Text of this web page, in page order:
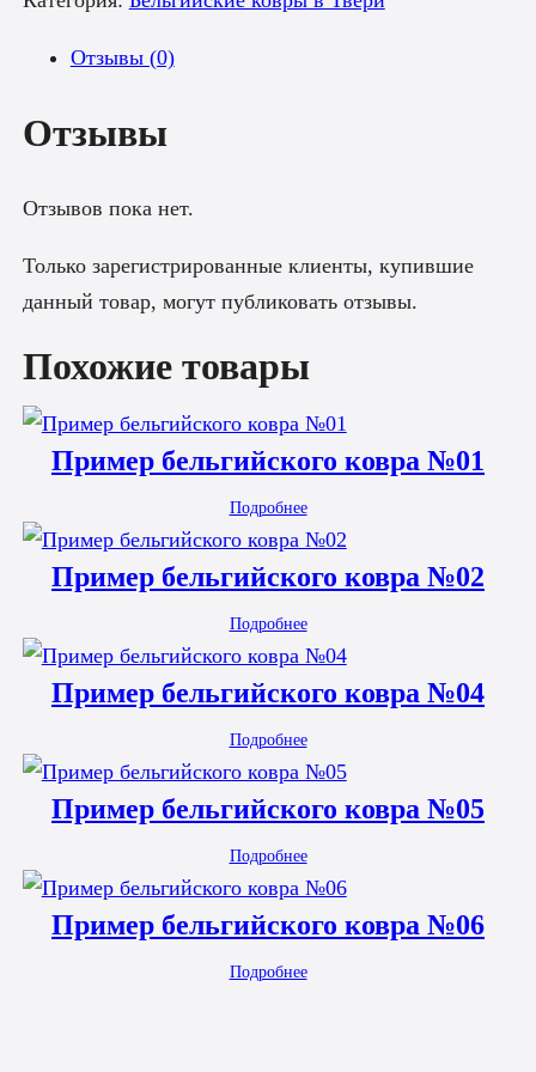
Отзывы (0)
Отзывы
Отзывов пока нет.
Только зарегистрированные клиенты, купившие
данный товар, могут публиковать отзывы.
Похожие товары
Пример бельгийского ковра №01
Подробнее
Пример бельгийского ковра №02
Подробнее
Пример бельгийского ковра №04
Подробнее
Пример бельгийского ковра №05
Подробнее
Пример бельгийского ковра №06
Подробнее